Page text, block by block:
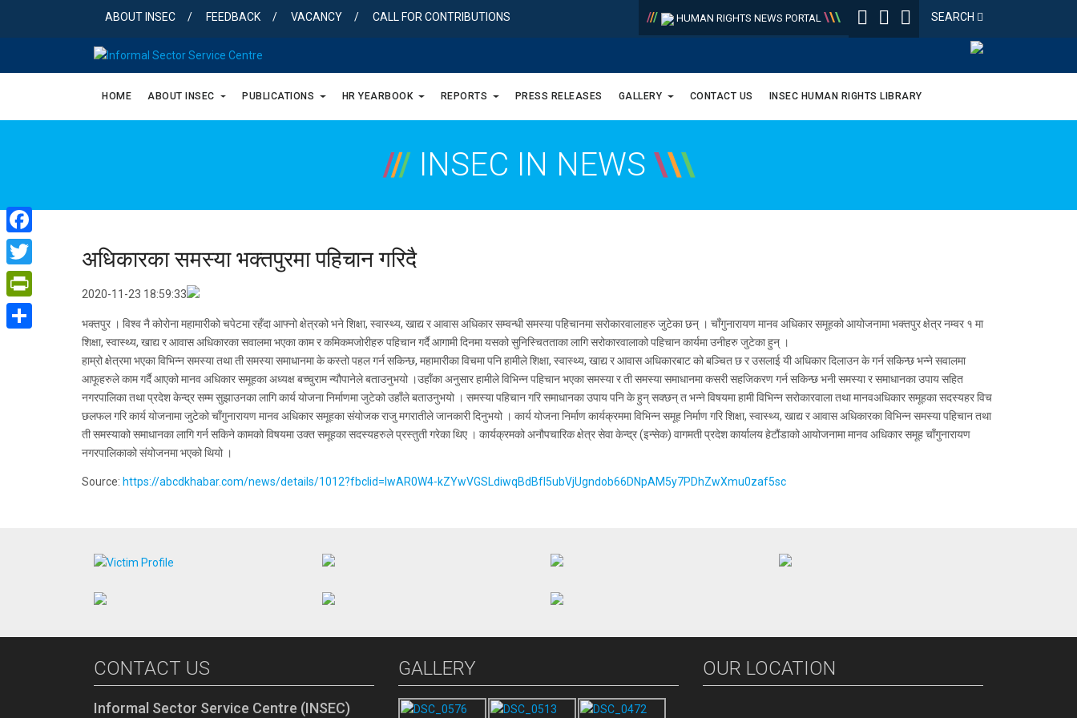
ABOUT INSEC FEEDBACK VACANCY CALL FOR CONTRIBUTIONS SEARCH
/// HUMAN RIGHTS NEWS PORTAL \\\
HOME ABOUT INSEC PUBLICATIONS HR YEARBOOK REPORTS PRESS RELEASES GALLERY CONTACT US INSEC HUMAN RIGHTS LIBRARY
///INSEC IN NEWS \\\
अधिकारका समस्या भक्तपुरमा पहिचान गरिदै
2020-11-23 18:59:33
भक्तपुर । विश्व नै कोरोना महामारीको चपेटमा रहँदा आफ्नो क्षेत्रको भने शिक्षा, स्वास्थ्य, खाद्य र आवास अधिकार सम्वन्धी समस्या पहिचानमा सरोकारवालाहरु जुटेका छन् । चाँगुनारायण मानव अधिकार समूहको आयोजनामा भक्तपुर क्षेत्र नम्वर १ मा
शिक्षा, स्वास्थ्य, खाद्य र आवास अधिकारका सवालमा भएका काम र कमिकमजोरीहरु पहिचान गर्दै आगामी दिनमा यसको सुनिस्चितताका लागि सरोकारवालाको पहिचान कार्यमा उनीहरु जुटेका हुन् ।
हाम्रो क्षेत्रमा भएका विभिन्न समस्या तथा ती समस्या समाधानमा के कस्तो पहल गर्न सकिन्छ, महामारीका विचमा पनि हामीले शिक्षा, स्वास्थ्य, खाद्य र आवास अधिकारबाट को बञ्चित छ र उसलाई यी अधिकार दिलाउन के गर्न सकिन्छ भन्ने सवालमा
आफूहरुले काम गर्दै आएको मानव अधिकार समूहका अध्यक्ष बच्चुराम न्यौपानेले बताउनुभयो ।उहाँका अनुसार हामीले विभिन्न पहिचान भएका समस्या र ती समस्या समाधानमा कसरी सहजिकरण गर्न सकिन्छ भनी समस्या र समाधानका उपाय सहित
नगरपालिका तथा प्रदेश केन्द्र सम्म सुझाउनका लागि कार्य योजना निर्माणमा जुटेको उहाँले बताउनुभयो । समस्या पहिचान गरि समाधानका उपाय पनि के हुन् सक्छन् त भन्ने विषयमा हामी विभिन्न सरोकारवाला तथा मानवअधिकार समूहका सदस्यहर विच
छलफल गरि कार्य योजनामा जुटेको चाँगुनारायण मानव अधिकार समूहका संयोजक राजु मगरातीले जानकारी दिनुभयो । कार्य योजना निर्माण कार्यक्रममा विभिन्न समूह निर्माण गरि शिक्षा, स्वास्थ्य, खाद्य र आवास अधिकारका विभिन्न समस्या पहिचान तथा
ती समस्याको समाधानका लागि गर्न सकिने कामको विषयमा उक्त समूहका सदस्यहरुले प्रस्तुती गरेका थिए । कार्यक्रमको अनौपचारिक क्षेत्र सेवा केन्द्र (इन्सेक) वागमती प्रदेश कार्यालय हेटौंडाको आयोजनामा मानव अधिकार समूह चाँगुनारायण
नगरपालिकाको संयोजनमा भएको थियो ।
Source: https://abcdkhabar.com/news/details/1012?fbclid=IwAR0W4-kZYwVGSLdiwqBdBfI5ubVjUgndob66DNpAM5y7PDhZwXmu0zaf5sc
CONTACT US
Informal Sector Service Centre (INSEC)
GALLERY OUR LOCATION
Facebook
Twitter
PrintFriendly